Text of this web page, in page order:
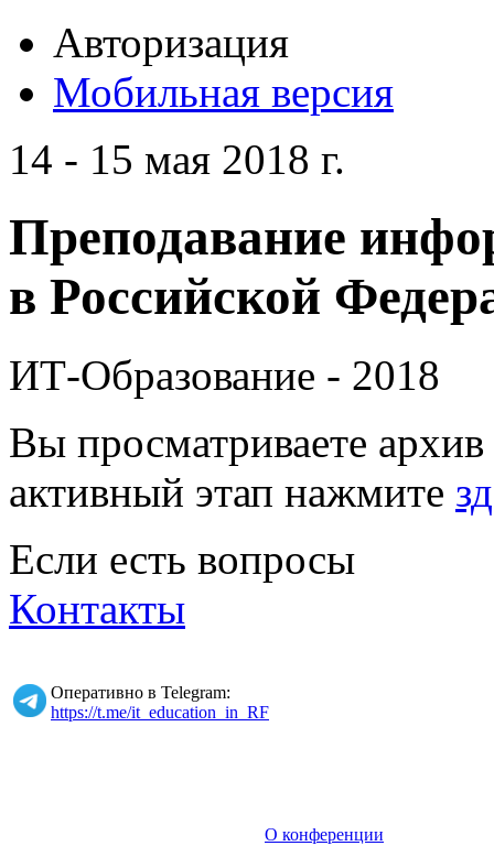
Авторизация
Мобильная версия
14 - 15 мая 2018 г.
Преподавание
в Российской
ИТ-Образование - 2018
Вы просматриваете
активный этап нажмите
Если есть вопросы
Контакты
Оперативно в Telegram:
https://t.me/it_education_in_RF
О конференции